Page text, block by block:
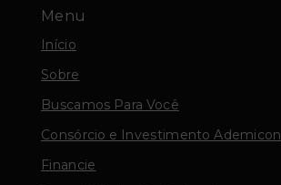
Menu
Início
Sobre
Buscamos Para Você
Consórcio e Investimento Ademicon
Financie